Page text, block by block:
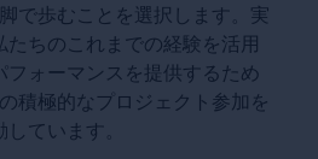
で歩むことを選択します。実
たちのこれまでの経験を活用
フォーマンスを提供するため
積極的なプロジェクト参加を
しています。